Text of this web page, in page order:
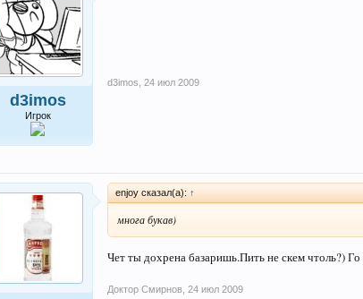
d3imos
Игрок
d3imos 24 июл 2009
enjoy сказал(а): ↑
многа букав)
Чет ты дохрена базаришь.Пить не скем чтоль?)
Доктор Смирнов 24 июл 2009